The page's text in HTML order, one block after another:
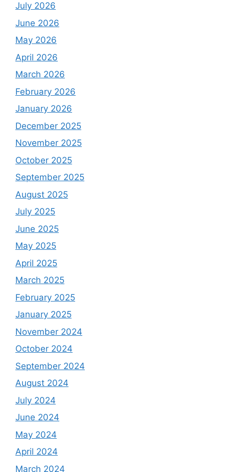
July 2026
June 2026
May 2026
April 2026
March 2026
February 2026
January 2026
December 2025
November 2025
October 2025
September 2025
August 2025
July 2025
June 2025
May 2025
April 2025
March 2025
February 2025
January 2025
November 2024
October 2024
September 2024
August 2024
July 2024
June 2024
May 2024
April 2024
March 2024